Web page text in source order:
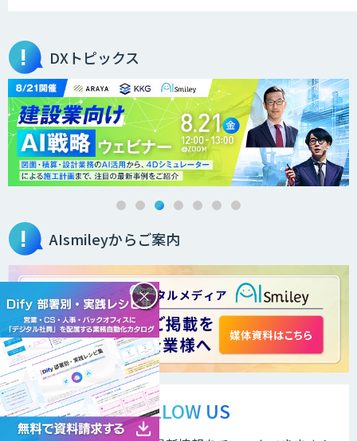
DXトピックス
AIsmileyからご案内
FOLLOW US
×